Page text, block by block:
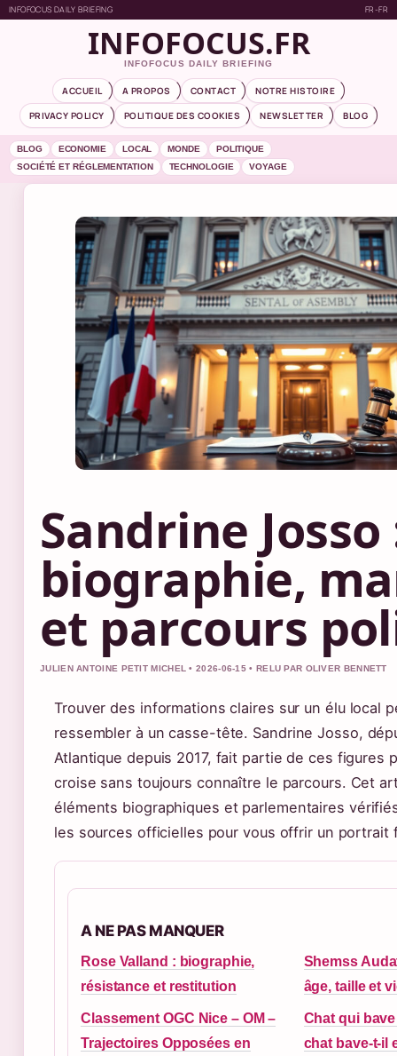
INFOFOCUS DAILY BRIEFING FR-FR
INFOFOCUS.FR
INFOFOCUS DAILY BRIEFING
ACCUEIL A PROPOS CONTACT
NOTRE HISTOIRE
PRIVACY POLICY
POLITIQUE DES COOKIES NEWSLETTER BLOG
BLOG ECONOMIE LOCAL MONDE
POLITIQUE
SOCIÉTÉ ET RÉGLEMENTATION
TECHNOLOGIE VOYAGE
Sandrine Josso
biographie,
et parcours
JULIEN ANTOINE PETIT MICHEL • 2026-06-15 • RELU PAR OLIVER BENNETT
Trouver des informations claires sur un élu local
ressembler à un casse-tête. Sandrine Josso,
Atlantique depuis 2017, fait partie de ces figures
croise sans toujours connaître le parcours. Cet
éléments biographiques et parlementaires
les sources officielles pour vous offrir un portrait
A NE PAS MANQUER
Rose Valland : biographie,
résistance et restitution
Shemss
âge, taille et
Classement OGC Nice – OM –
Trajectoires Opposées en
Chat qui
chat bave-t-il